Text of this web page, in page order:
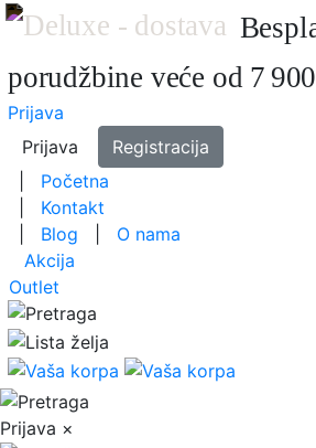
porudžbine veće od 7
Prijava
Prijava
Registracija
Početna
Kontakt
Blog
O nama
Akcija
Outlet
Prijava ×